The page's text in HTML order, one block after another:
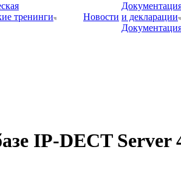
тренинги
Новости и декларации
IP-DECT Server